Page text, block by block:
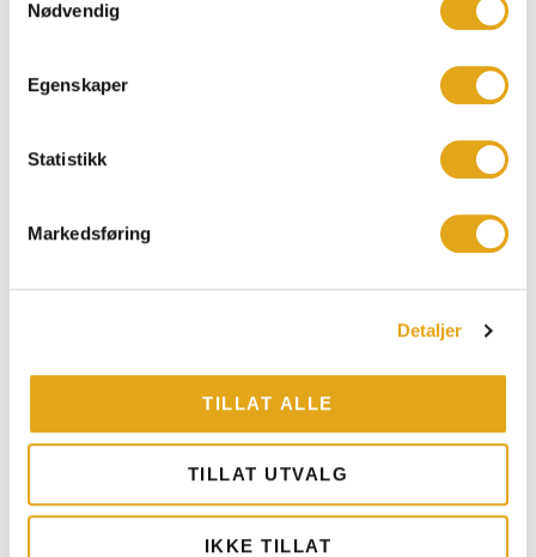
Nødvendig
Egenskaper
Statistikk
Markedsføring
Detaljer
TILLAT ALLE
TILLAT UTVALG
IKKE TILLAT
Se Almvik fra alle kanter